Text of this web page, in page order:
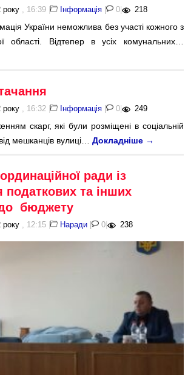
року , 16:39 | Інформація | 0 | 218
України неможлива без участі кожного з
області. Відтепер в усіх комунальних…
року , 16:32 | Інформація | 0 | 249
скарг, які були розміщені в соціальній
мешканців вулиці…Докладніше →
ради із
податкових та інших
бюджету
року , 12:15 | Наради | 0 | 238